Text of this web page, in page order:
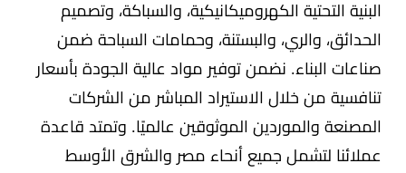
البنية التحتية الكهروميكانيكية، والسباكة، وتصميم
الحدائق، والري، والبستنة، وحمامات السباحة ضمن
صناعات البناء. نضمن توفير مواد عالية الجودة بأسعار
تنافسية من خلال الاستيراد المباشر من الشركات
المصنعة والموردين الموثوقين عالميًا. وتمتد قاعدة
عملائنا لتشمل جميع أنحاء مصر والشرق الأوسط